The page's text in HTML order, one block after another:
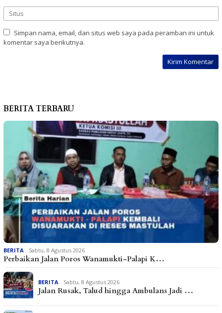
Simpan nama, email, dan situs web saya pada peramban ini untuk
komentar saya berikutnya.
BERITA TERBARU
BERITA Sabtu, 8 Agustus 2026
Perbaikan Jalan Poros Wanamukti-Palapi K…
BERITA Sabtu, 8 Agustus 2026
Jalan Rusak, Talud hingga Ambulans Jadi …